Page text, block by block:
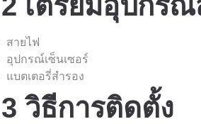
สายไฟ
อุปกรณ์เซ็นเซอร์
แบตเตอรี่สำรอง
วิธีการติดตั้ง